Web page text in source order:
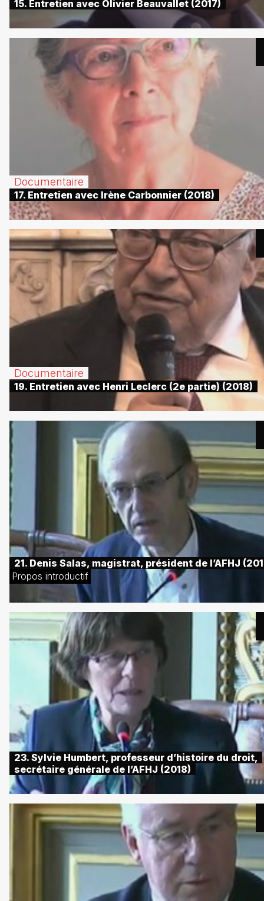
15. Entretien avec Olivier Beauvallet (2017)
Documentaire
17. Entretien avec Irène Carbonnier (2018)
Documentaire
19. Entretien avec Henri Leclerc (2e partie) (2018)
21. Denis Salas, magistrat, président de l’AFHJ
Propos introductif
23. Sylvie Humbert, professeur d’histoire du droit,
secrétaire générale de l’AFHJ (2018)